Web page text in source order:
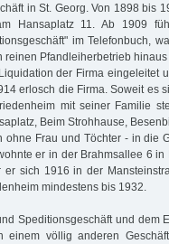
in St. Georg. Von 1898 bis
Hansaplatz 11. Ab 1909
im Telefonbuch,
reinen Pfandleiherbetrieb
der Firma eingeleitet
erlosch die Firma. Soweit es
mit seiner Familie
Beim Strohhause,
ohne Frau und Töchter - in die
er in der Brahmsallee 6 in
er sich 1916 in der
mindestens bis 1932.
Speditionsgeschäft und dem
einem völlig anderen